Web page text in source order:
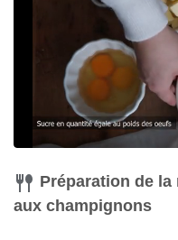
Préparation de
aux champignons